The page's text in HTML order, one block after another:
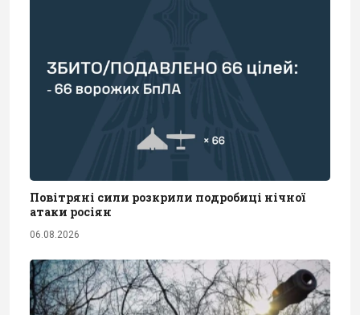
Повітряні сили розкрили подробиці нічної
атаки росіян
06.08.2026